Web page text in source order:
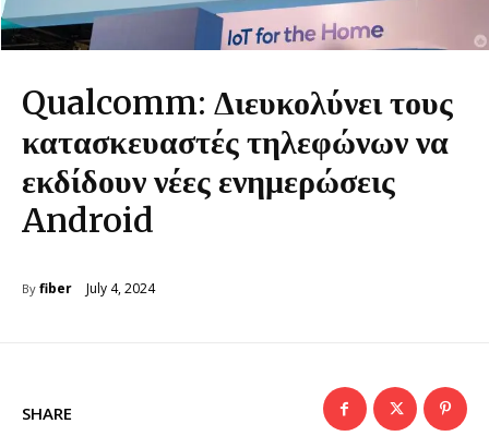
Qualcomm: Διευκολύνει τους
κατασκευαστές τηλεφώνων να
εκδίδουν νέες ενημερώσεις
Android
By fiber July 4, 2024
SHARE